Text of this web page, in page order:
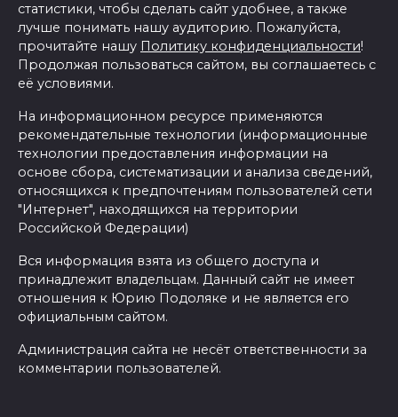
статистики, чтобы сделать сайт удобнее, а также
лучше понимать нашу аудиторию. Пожалуйста,
прочитайте нашу Политику конфиденциальности!
Продолжая пользоваться сайтом, вы соглашаетесь с
её условиями.
На информационном ресурсе применяются
рекомендательные технологии (информационные
технологии предоставления информации на
основе сбора, систематизации и анализа сведений,
относящихся к предпочтениям пользователей сети
"Интернет", находящихся на территории
Российской Федерации)
Вся информация взята из общего доступа и
принадлежит владельцам. Данный сайт не имеет
отношения к Юрию Подоляке и не является его
официальным сайтом.
Администрация сайта не несёт ответственности за
комментарии пользователей.